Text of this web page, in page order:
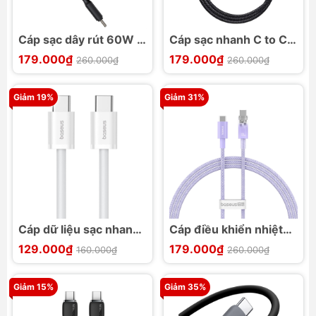
Cáp sạc dây rút 60W C
to C Rút Gọn Baseus
Free2Pull Mini
179.000₫ 260.000₫
Cáp sạc nhanh C to C
PD 100W Baseus
Tungsten Gold
179.000₫ 260.000₫
Giảm 19%
Cáp dữ liệu sạc nhanh
30W Baseus Superior
Series 2 C to C
129.000₫ 160.000₫
Giảm 31%
Cáp điều khiển nhiệt
độ 100W Baseus
Explorer Series C-C
179.000₫ 260.000₫
Giảm 15% Giảm 35%